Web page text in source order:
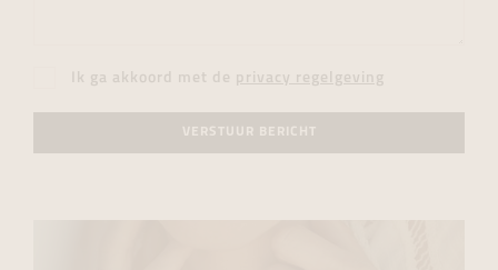
Ik ga akkoord met de privacy regelgeving
VERSTUUR BERICHT